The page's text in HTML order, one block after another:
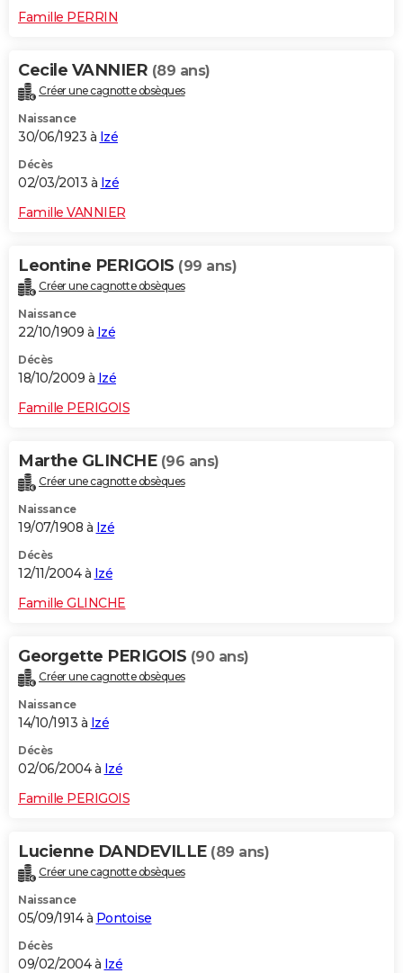
Famille PERRIN
Cecile VANNIER (89 ans)
Créer une cagnotte obsèques
Naissance
30/06/1923 à Izé
Décès
02/03/2013 à Izé
Famille VANNIER
Leontine PERIGOIS (99 ans)
Créer une cagnotte obsèques
Naissance
22/10/1909 à Izé
Décès
18/10/2009 à Izé
Famille PERIGOIS
Marthe GLINCHE (96 ans)
Créer une cagnotte obsèques
Naissance
19/07/1908 à Izé
Décès
12/11/2004 à Izé
Famille GLINCHE
Georgette PERIGOIS (90 ans)
Créer une cagnotte obsèques
Naissance
14/10/1913 à Izé
Décès
02/06/2004 à Izé
Famille PERIGOIS
Lucienne DANDEVILLE (89 ans)
Créer une cagnotte obsèques
Naissance
05/09/1914 à Pontoise
Décès
09/02/2004 à Izé